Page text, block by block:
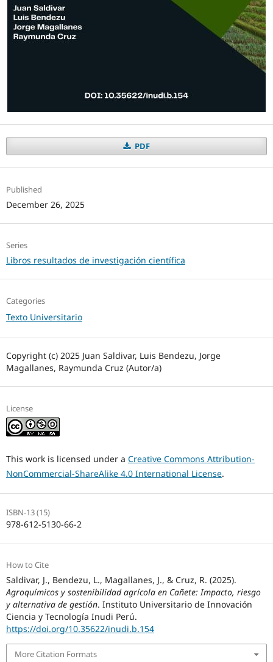
PDF
Published
December 26, 2025
Series
Libros resultados de investigación científica
Categories
Texto Universitario
Copyright (c) 2025 Juan Saldivar, Luis Bendezu, Jorge
Magallanes, Raymunda Cruz (Autor/a)
License
This work is licensed under a Creative Commons Attribution-
NonCommercial-ShareAlike 4.0 International License.
ISBN-13 (15)
978-612-5130-66-2
How to Cite
Saldivar, J., Bendezu, L., Magallanes, J., & Cruz, R. (2025).
Agroquímicos y sostenibilidad agrícola en Cañete: Impacto, riesgo
y alternativa de gestión. Instituto Universitario de Innovación
Ciencia y Tecnología Inudi Perú.
https://doi.org/10.35622/inudi.b.154
More Citation Formats